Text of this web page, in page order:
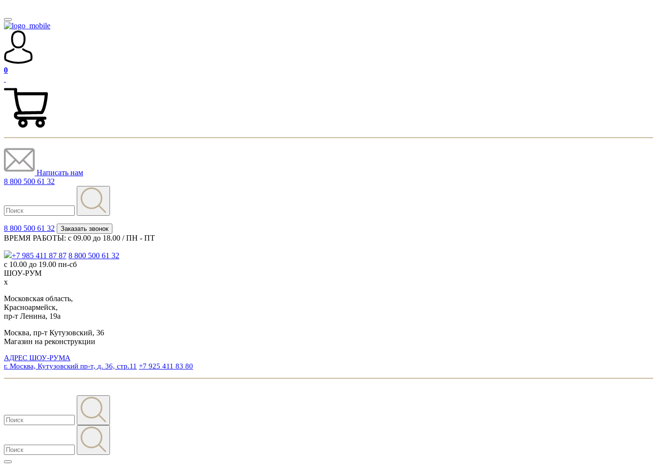
0
Написать нам
8 800 500 61 32
8 800 500 61 32 Заказать звонок
ВРЕМЯ РАБОТЫ: с 09.00 до 18.00 / ПН - ПТ
+7 985 411 87 87 8 800 500 61 32
с 10.00 до 19.00 пн-сб
ШОУ-РУМ
x
Московская область,
Красноармейск,
пр-т Ленина, 19а
Москва, пр-т Кутузовский, 36
Магазин на реконструкции
АДРЕС ШОУ-РУМА
г. Москва, Кутузовский пр-т, д. 36, стр.11 +7 925 411 83 80